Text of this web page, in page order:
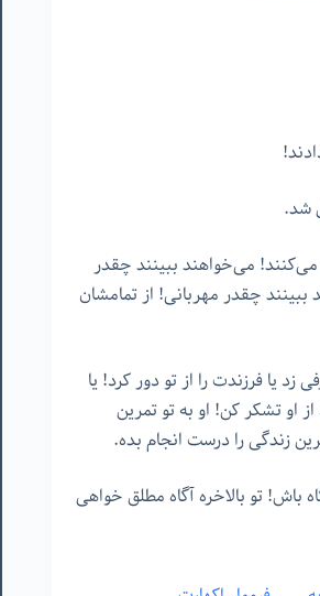
شد.
می‌کنند! می‌خواهند ببینند چقدر
چقدر مهربانی! از تمامشان
یا فرزندت را از تو دور کرد! یا
او تشکر کن! او به تو تمرین
زندگی را درست انجام بده.
تو بالاخره آگاه مطلق خواهی